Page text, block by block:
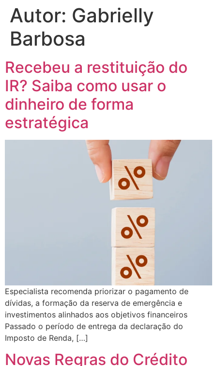
Autor: Gabrielly
Barbosa
Recebeu a restituição do
IR? Saiba como usar o
dinheiro de forma
estratégica
Especialista recomenda priorizar o pagamento de
dívidas, a formação da reserva de emergência e
investimentos alinhados aos objetivos financeiros
Passado o período de entrega da declaração do
Imposto de Renda, […]
Novas Regras do Crédito